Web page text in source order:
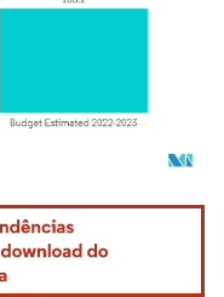
conforme CC BY 4.0.